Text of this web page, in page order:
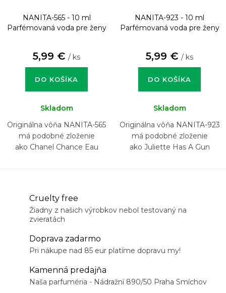
NANITA-565 - 10 ml
Parfémovaná voda pre ženy
5,99 € / ks
DO KOŠÍKA
Skladom
Originálna vôňa NANITA-565
má podobné zloženie
ako Chanel Chance Eau
NANITA-923 - 10 ml
Parfémovaná voda pre ženy
5,99 € / ks
DO KOŠÍKA
Skladom
Originálna vôňa NANITA-923
má podobné zloženie
ako Juliette Has A Gun
Cruelty free
Žiadny z našich výrobkov nebol testovaný na
zvieratách
Doprava zadarmo
Pri nákupe nad 85 eur platíme dopravu my!
Kamenná predajňa
Naša parfuméria - Nádražní 890/50 Praha Smíchov